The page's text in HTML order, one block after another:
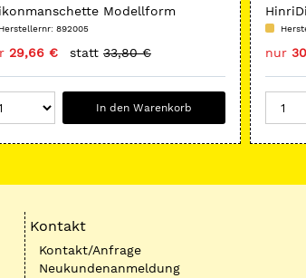
Modellform
Herstellernr: 892005
29,66 € statt 33,80 €
In den Warenkorb
nur
Kontakt
Kontakt/Anfrage
Neukundenanmeldung